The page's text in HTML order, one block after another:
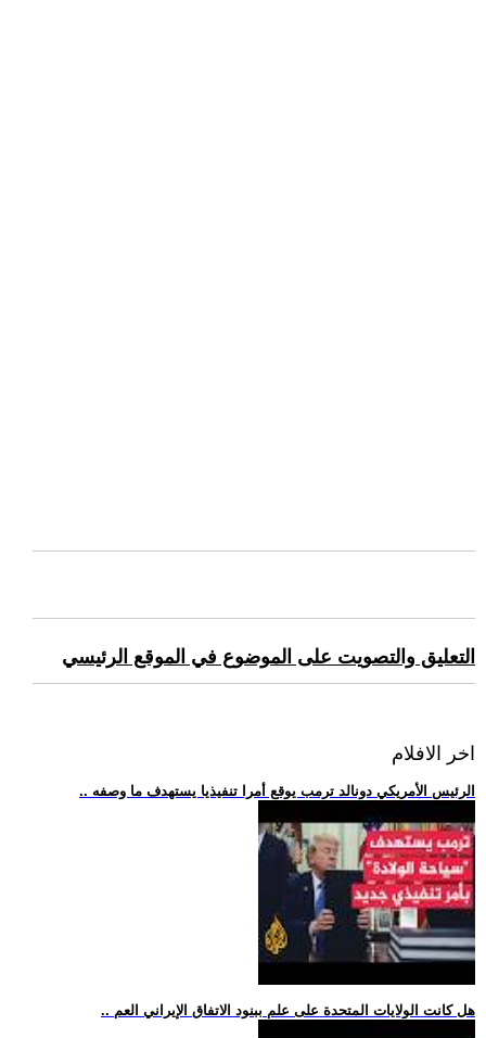
التعليق والتصويت على الموضوع في الموقع الرئيسي
اخر الافلام
.. الرئيس الأمريكي دونالد ترمب يوقع أمرا تنفيذيا يستهدف ما وصفه
.. هل كانت الولايات المتحدة على علم ببنود الاتفاق الإيراني العم